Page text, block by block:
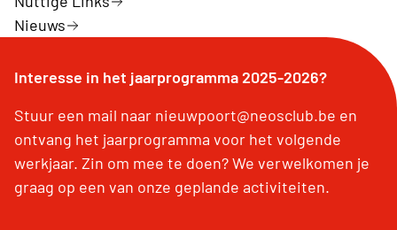
Nieuws
Interesse in het jaarprogramma 2025-2026?
Stuur een mail naar nieuwpoort@neosclub.be en
ontvang het jaarprogramma voor het volgende
werkjaar. Zin om mee te doen? We verwelkomen je
graag op een van onze geplande activiteiten.